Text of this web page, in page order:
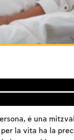
è una
la vita ha la